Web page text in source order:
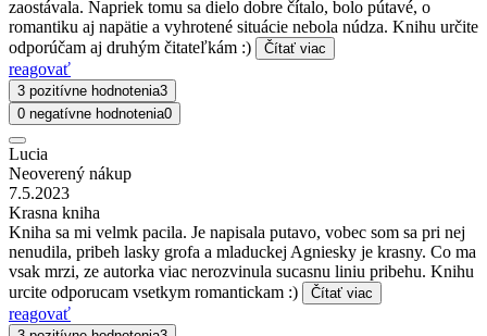
zaostávala. Napriek tomu sa dielo dobre čítalo, bolo pútavé, o
romantiku aj napätie a vyhrotené situácie nebola núdza. Knihu určite
odporúčam aj druhým čitateľkám :)
Čítať viac
reagovať
3 pozitívne hodnotenia3
0 negatívne hodnotenia0
Lucia
Neoverený nákup
7.5.2023
Krasna kniha
Kniha sa mi velmk pacila. Je napisala putavo, vobec som sa pri nej
nenudila, pribeh lasky grofa a mladuckej Agniesky je krasny. Co ma
vsak mrzi, ze autorka viac nerozvinula sucasnu liniu pribehu. Knihu
urcite odporucam vsetkym romantickam :)
Čítať viac
reagovať